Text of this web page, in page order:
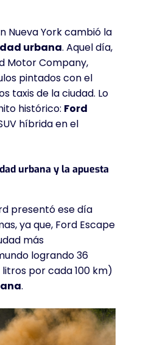
Nueva York cambió la
urbana. Aquel día,
Motor Company,
pintados con el
taxis de la ciudad. Lo
histórico: Ford
híbrida en el
urbana y la apuesta
presentó ese día
ya que, Ford Escape
más
logrando 36
por cada 100 km)
.